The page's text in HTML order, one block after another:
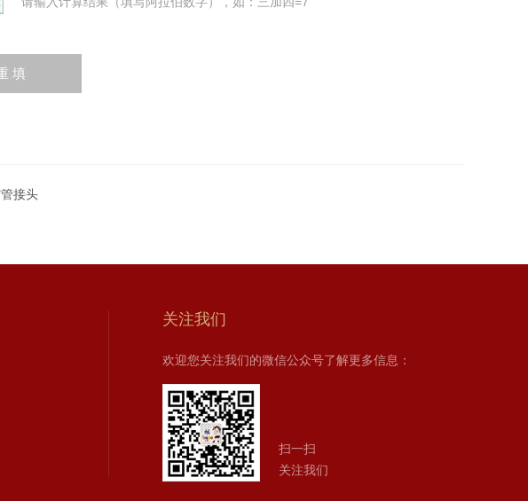
接头
关注我们
欢迎您关注我们的微信公众号了解更多信息：
扫一扫
关注我们